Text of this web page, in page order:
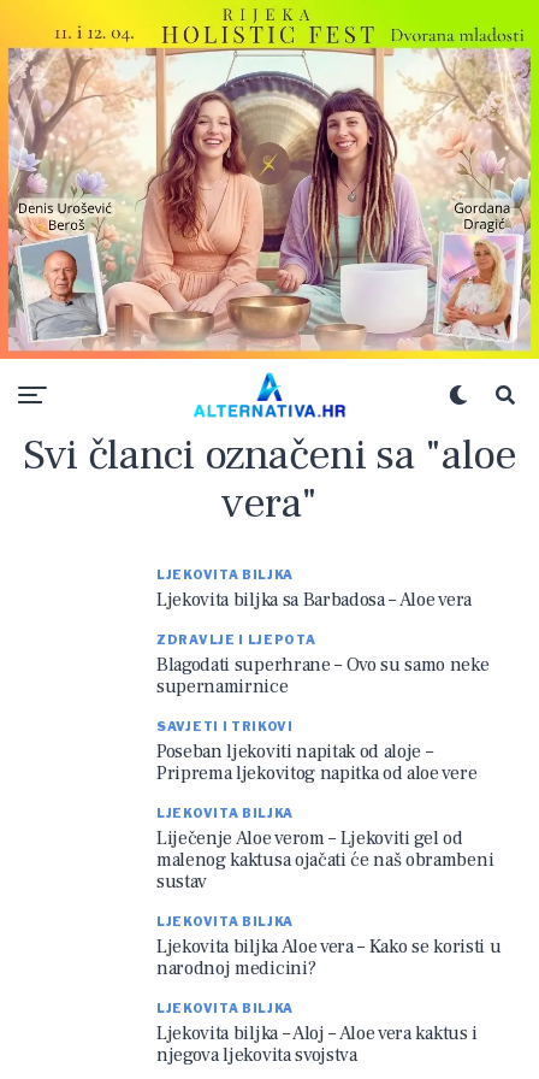
Svi članci označeni sa "aloe
vera"
LJEKOVITA BILJKA
Ljekovita biljka sa Barbadosa – Aloe vera
ZDRAVLJE I LJEPOTA
Blagodati superhrane – Ovo su samo neke
supernamirnice
SAVJETI I TRIKOVI
Poseban ljekoviti napitak od aloje –
Priprema ljekovitog napitka od aloe vere
LJEKOVITA BILJKA
Liječenje Aloe verom – Ljekoviti gel od
malenog kaktusa ojačati će naš obrambeni
sustav
LJEKOVITA BILJKA
Ljekovita biljka Aloe vera – Kako se koristi u
narodnoj medicini?
LJEKOVITA BILJKA
Ljekovita biljka – Aloj – Aloe vera kaktus i
njegova ljekovita svojstva